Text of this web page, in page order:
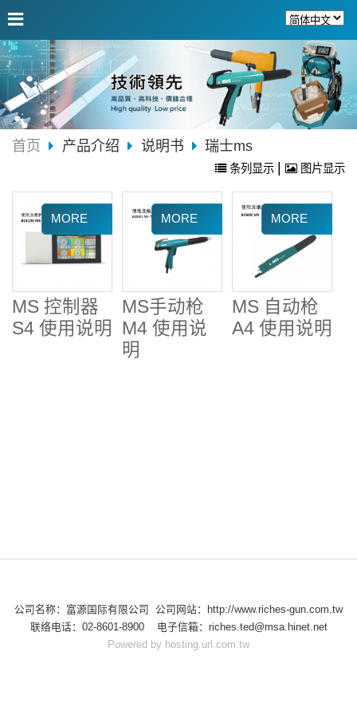
首页 产品介绍 说明书 瑞士ms
条列显示 | 图片显示
MS 控制器
S4 使用说明
MS手动枪
M4 使用说
明
MS 自动枪
A4 使用说明
公司名称：富源国际有限公司 公司网站：http://www.riches-gun.com.tw
联络电话：02-8601-8900 电子信箱：riches.ted@msa.hinet.net
Powered by hosting.url.com.tw